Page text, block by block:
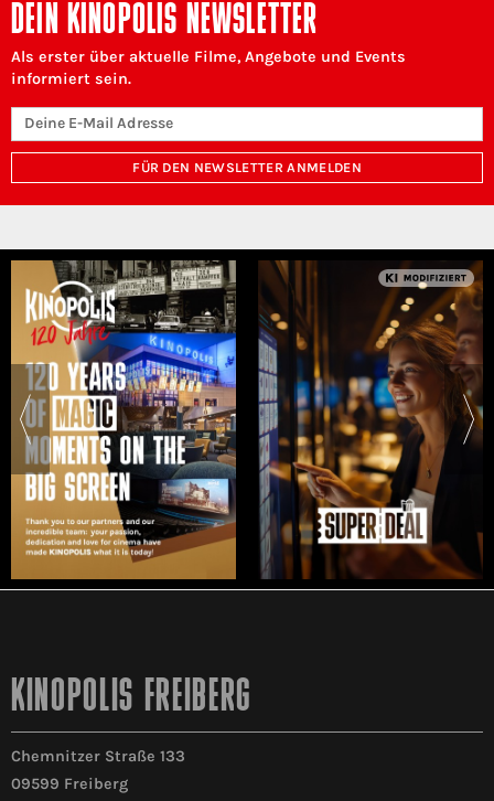
DEIN KINOPOLIS NEWSLETTER
Als erster über aktuelle Filme, Angebote und Events
informiert sein.
FÜR DEN NEWSLETTER ANMELDEN
KINOPOLIS FREIBERG
Chemnitzer Straße 133
09599 Freiberg